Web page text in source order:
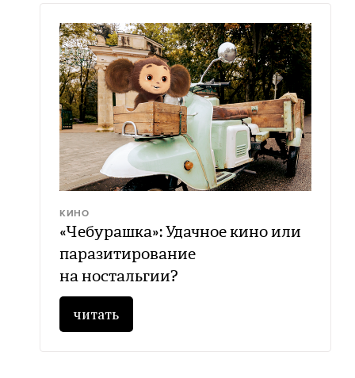
КИНО
«Чебурашка»: Удачное кино или
паразитирование
на ностальгии?
читать